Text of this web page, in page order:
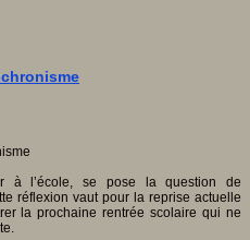
à l’école, se pose la question de
réflexion vaut pour la reprise actuelle
la prochaine rentrée scolaire qui ne